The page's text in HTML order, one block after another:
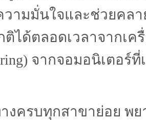
ามมั่นใจและช่วยคล
ได้ตลอดเวลาจากเ
จากจอมอนิเตอร์
งครบทุกสาขาย่อย พ